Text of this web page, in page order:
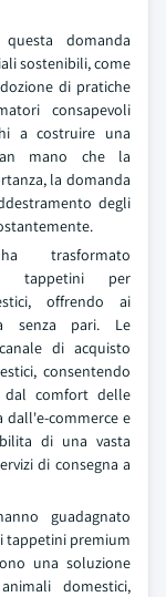
domanda
sostenibili, come
di pratiche
consapevoli
a costruire una
mano che la
la domanda
degli
trasformato
tappetini per
offrendo ai
senza pari. Le
di acquisto
consentendo
comfort delle
dall'e-commerce e
di una vasta
di consegna a
guadagnato
tappetini premium
una soluzione
domestici,